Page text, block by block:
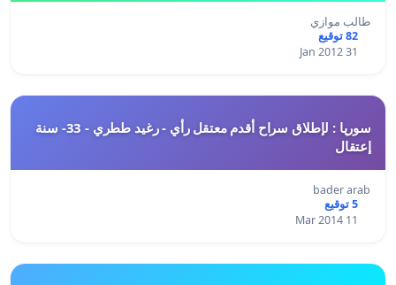
طالب موازي
82 توقيع
31 Jan 2012
سوريا : لإطلاق سراح أقدم معتقل رأي - رغيد ططري - 33- سنة
إعتقال
bader arab
5 توقيع
11 Mar 2014